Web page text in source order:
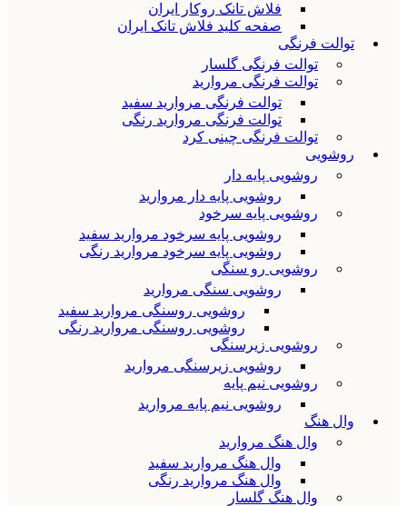
فلاش تانک روکار ایران
صفحه کلید فلاش تانک ایران
توالت فرنگی
توالت فرنگی گلسار
توالت فرنگی مروارید
توالت فرنگی مروارید سفید
توالت فرنگی مروارید رنگی
توالت فرنگی چینی کرد
روشویی
روشویی پایه دار
روشویی پایه دار مروارید
روشویی پایه سرخود
روشویی پایه سرخود مروارید سفید
روشویی پایه سرخود مروارید رنگی
روشویی رو سنگی
روشویی سنگی مروارید
روشویی روسنگی مروارید سفید
روشویی روسنگی مروارید رنگی
روشویی زیرسنگی
روشویی زیرسنگی مروارید
روشویی نیم پایه
روشویی نیم پایه مروارید
وال هنگ
وال هنگ مروارید
وال هنگ مروارید سفید
وال هنگ مروارید رنگی
وال هنگ گلسار